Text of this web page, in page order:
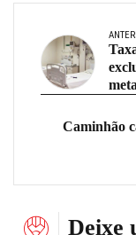
Caminhão
Deixe